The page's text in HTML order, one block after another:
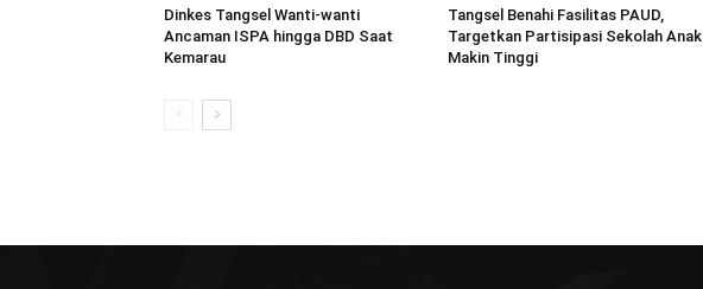
Dinkes Tangsel Wanti-wanti
Ancaman ISPA hingga DBD Saat
Kemarau
Tangsel Benahi Fasilitas PAUD,
Targetkan Partisipasi Sekolah Anak
Makin Tinggi